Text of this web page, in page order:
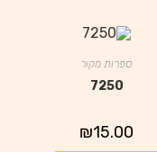
ספרות מקור
7250
₪15.00